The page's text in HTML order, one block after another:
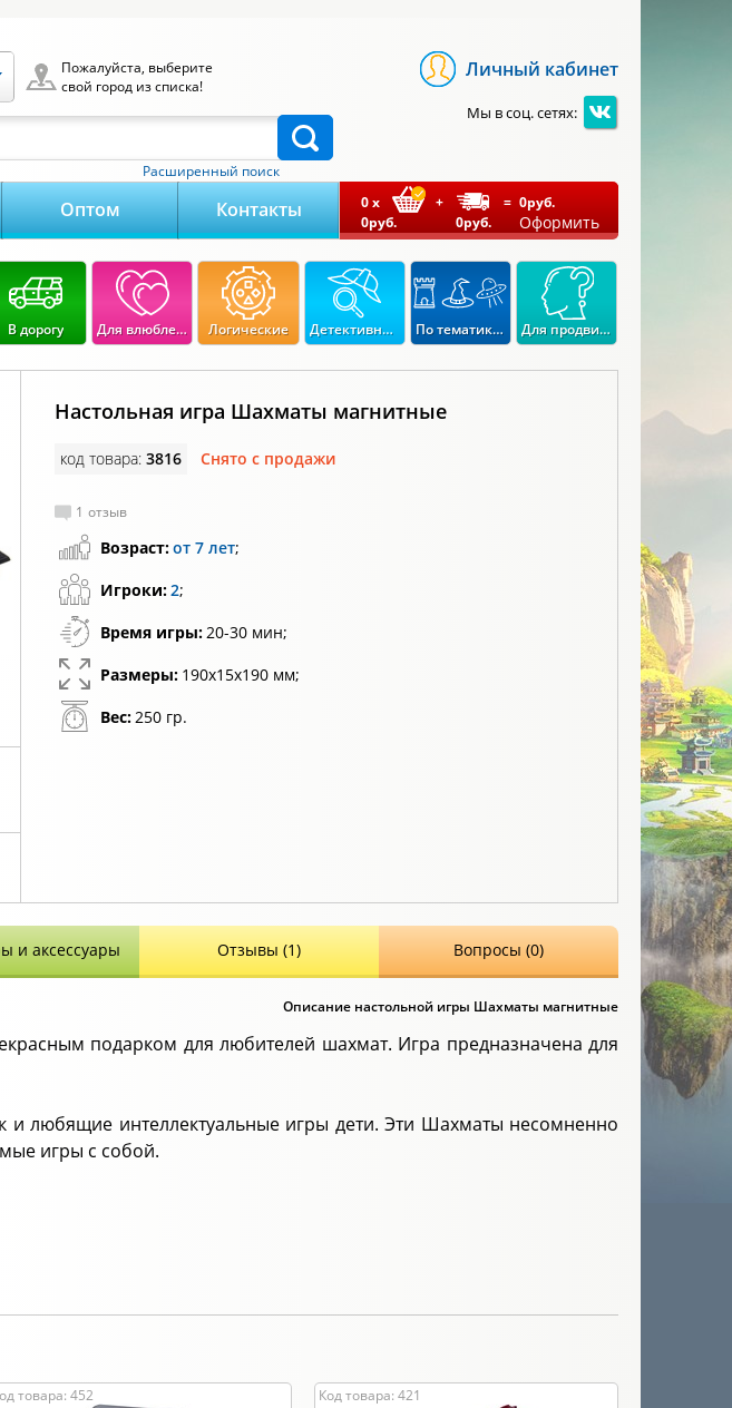
Пожалуйста, выберите
свой город из списка!
Расширенный поиск
Личный кабинет
Мы в соц. сетях:
Оптом Контакты 0x
0руб.
+
0руб.
= 0руб.
Оформить
В дорогу Для влюбленных Логические Детективные По тематикам Для продвинутых
Настольная игра Шахматы магнитные
код товара: 3816 Снято с продажи
1 отзыв
Возраст:от 7 лет;
Игроки:2;
Время игры:20-30 мин;
Размеры: 190х15х190 мм;
Вес:250 гр.
и аксессуары Отзывы (1) Вопросы (0)
Описание настольной игры Шахматы магнитные
подарком для любителей шахмат. Игра предназначена для
и любящие интеллектуальные игры дети. Эти Шахматы несомненно
игры с собой.
товара: 452 Код товара: 421